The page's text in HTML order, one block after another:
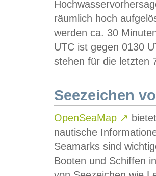
räumlich hoch
werden ca. 30
UTC ist gegen 0130
stehen für die letzten
Seezeichen
OpenSeaMap ↗
nautische
Seamarks sind
Booten und Schiffen